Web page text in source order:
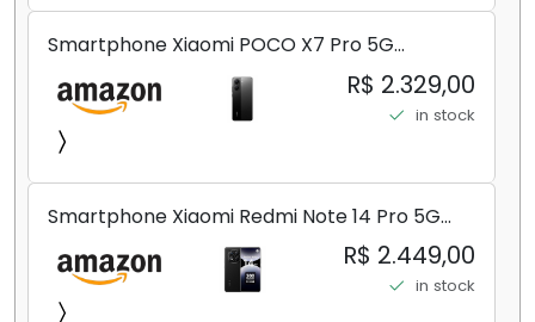
Smartphone Xiaomi POCO X7 Pro 5G
8+256GB/12+256GB/12+512GB
R$ 2.329,00
in stock
Smartphone Xiaomi Redmi Note 14 Pro 5G
Midnight Black (Preto) 12GB RAM 512GB ROM
NFC [ 24090RA29G ]
R$ 2.449,00
in stock